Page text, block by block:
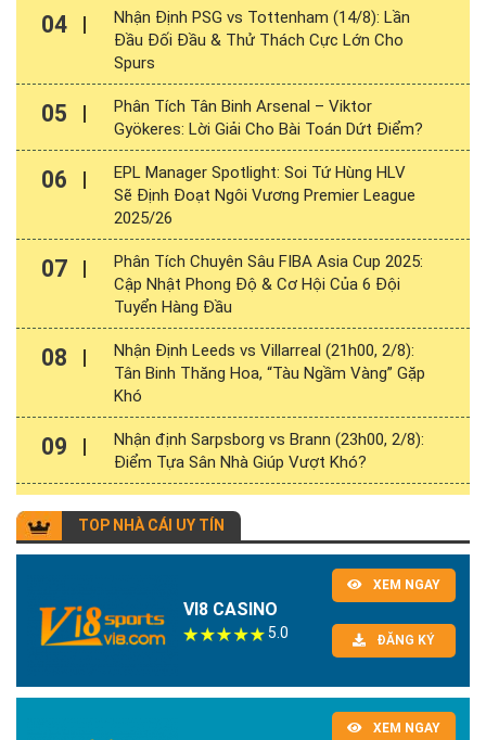
04
Nhận Định PSG vs Tottenham (14/8): Lần
Đầu Đối Đầu & Thử Thách Cực Lớn Cho
Spurs
05
Phân Tích Tân Binh Arsenal – Viktor
Gyökeres: Lời Giải Cho Bài Toán Dứt Điểm?
06
EPL Manager Spotlight: Soi Tứ Hùng HLV
Sẽ Định Đoạt Ngôi Vương Premier League
2025/26
07
Phân Tích Chuyên Sâu FIBA Asia Cup 2025:
Cập Nhật Phong Độ & Cơ Hội Của 6 Đội
Tuyển Hàng Đầu
08
Nhận Định Leeds vs Villarreal (21h00, 2/8):
Tân Binh Thăng Hoa, “Tàu Ngầm Vàng” Gặp
Khó
09
Nhận định Sarpsborg vs Brann (23h00, 2/8):
Điểm Tựa Sân Nhà Giúp Vượt Khó?
TOP NHÀ CÁI UY TÍN
VI8 CASINO
5.0
XEM NGAY
ĐĂNG KÝ
XEM NGAY